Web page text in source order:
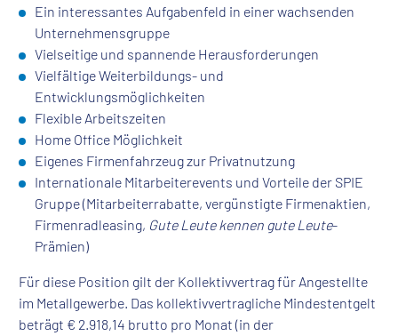
Ein interessantes Aufgabenfeld in einer wachsenden
Unternehmensgruppe
Vielseitige und spannende Herausforderungen
Vielfältige Weiterbildungs- und
Entwicklungsmöglichkeiten
Flexible Arbeitszeiten
Home Office Möglichkeit
Eigenes Firmenfahrzeug zur Privatnutzung
Internationale Mitarbeiterevents und Vorteile der SPIE
Gruppe (Mitarbeiterrabatte, vergünstigte Firmenaktien,
Firmenradleasing, Gute Leute kennen gute Leute-
Prämien)
Für diese Position gilt der Kollektivvertrag für Angestellte
im Metallgewerbe. Das kollektivvertragliche Mindestentgelt
beträgt € 2.918,14 brutto pro Monat (in der